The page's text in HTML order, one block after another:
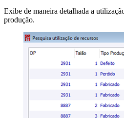
Exibe de maneira detalhada a
produção.